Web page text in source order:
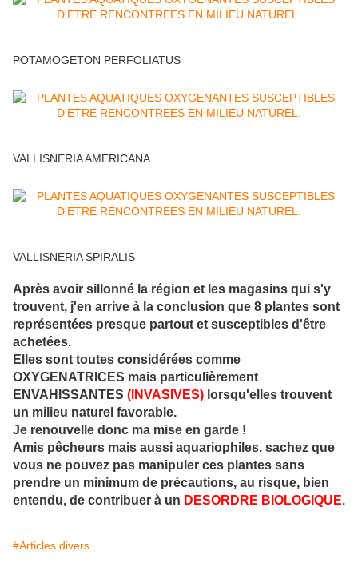
POTAMOGETON PERFOLIATUS
VALLISNERIA AMERICANA
VALLISNERIA SPIRALIS
Après avoir sillonné la région et les magasins qui s'y
trouvent, j'en arrive à la conclusion que 8 plantes sont
représentées presque partout et susceptibles d'être
achetées.
Elles sont toutes considérées comme
OXYGENATRICES mais particulièrement
ENVAHISSANTES (INVASIVES) lorsqu'elles trouvent
un milieu naturel favorable.
Je renouvelle donc ma mise en garde !
Amis pêcheurs mais aussi aquariophiles, sachez que
vous ne pouvez pas manipuler ces plantes sans
prendre un minimum de précautions, au risque, bien
entendu, de contribuer à un DESORDRE BIOLOGIQUE.
#Articles divers